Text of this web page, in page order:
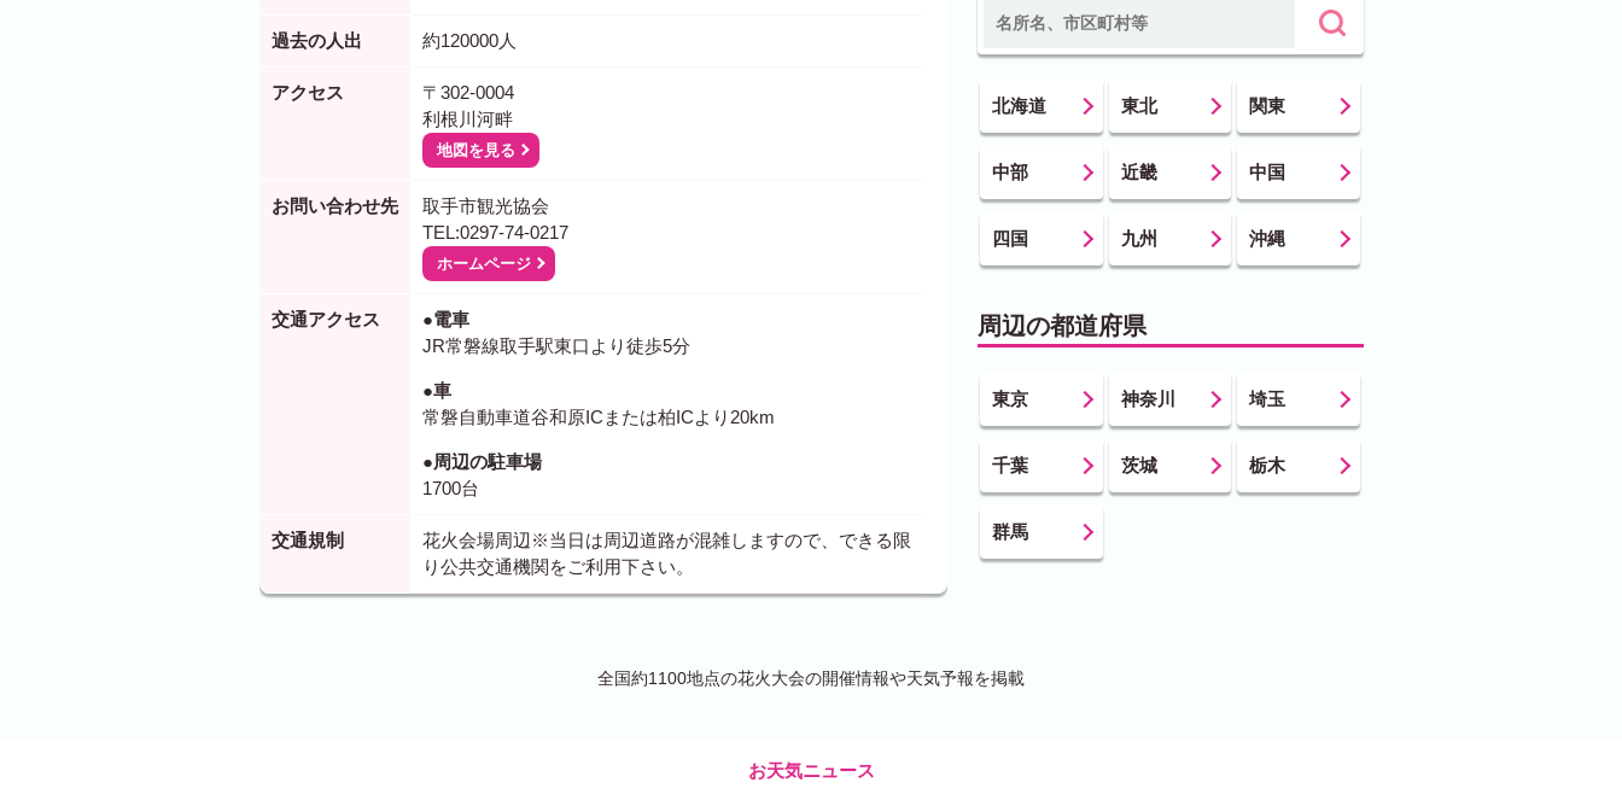
過去の人出 約120000人
アクセス
〒302-0004
利根川河畔
地図を見る
お問い合わせ先
取手市観光協会
TEL:0297-74-0217
ホームページ
交通アクセス
●電車
JR常磐線取手駅東口より徒歩5分
●車
常磐自動車道谷和原ICまたは柏ICより20km
●周辺の駐車場
1700台
交通規制
花火会場周辺※当日は周辺道路が混雑しますので、できる限
り公共交通機関をご利用下さい。
北海道 東北 関東
中部 近畿 中国
四国 九州 沖縄
周辺の都道府県
東京 神奈川 埼玉
千葉 茨城 栃木
群馬
全国約1100地点の花火大会の開催情報や天気予報を掲載
お天気ニュース